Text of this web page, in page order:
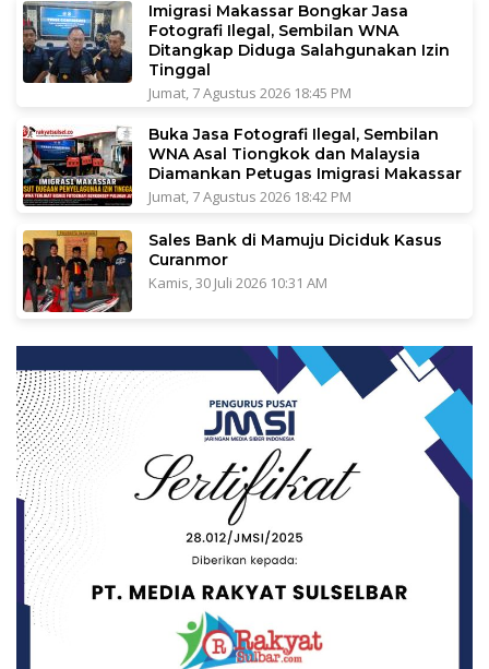
Imigrasi Makassar Bongkar Jasa
Fotografi Ilegal, Sembilan WNA
Ditangkap Diduga Salahgunakan Izin
Tinggal
Jumat, 7 Agustus 2026 18:45 PM
Buka Jasa Fotografi Ilegal, Sembilan
WNA Asal Tiongkok dan Malaysia
Diamankan Petugas Imigrasi Makassar
Jumat, 7 Agustus 2026 18:42 PM
Sales Bank di Mamuju Diciduk Kasus
Curanmor
Kamis, 30 Juli 2026 10:31 AM